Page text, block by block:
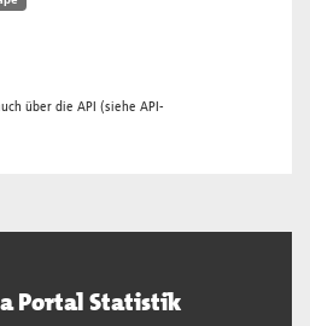
über die API (siehe API-
Portal Statistik